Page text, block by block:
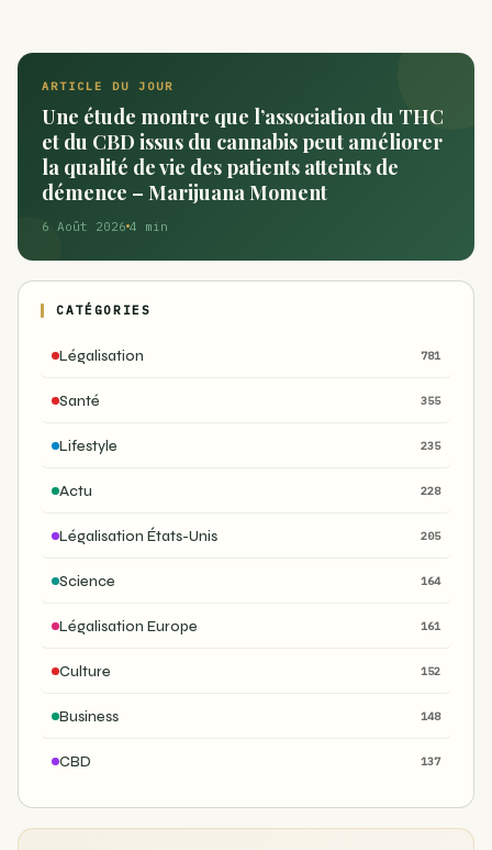
ARTICLE DU JOUR
Une étude montre que l’association du THC
et du CBD issus du cannabis peut améliorer
la qualité de vie des patients atteints de
démence – Marijuana Moment
6 Août 2026 4 min
CATÉGORIES
Légalisation 781
Santé 355
Lifestyle 235
Actu 228
Légalisation États-Unis 205
Science 164
Légalisation Europe 161
Culture 152
Business 148
CBD 137